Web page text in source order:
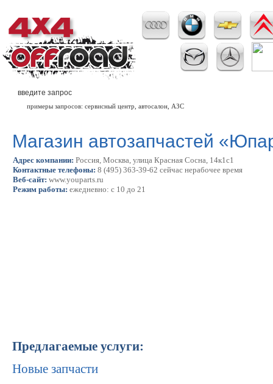
примеры запросов: сервисный центр, автосалон, АЗС
Магазин автозапчастей
Адрес компании: Россия, Москва, улица Красная Сосна, 14к1с1
Контактные телефоны: 8 (495) 363-39-62 сейчас нерабочее время
Веб-сайт: www.youparts.ru
Режим работы: ежедневно: с 10 до 21
Предлагаемые услуги:
Новые запчасти